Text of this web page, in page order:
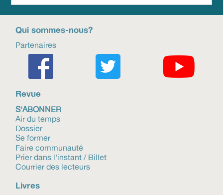
Qui sommes-nous?
Partenaires
Revue
S'ABONNER
Air du temps
Dossier
Se former
Faire communauté
Prier dans l'instant / Billet
Courrier des lecteurs
Livres